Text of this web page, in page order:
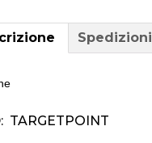
Spedizioni
TARGETPOINT